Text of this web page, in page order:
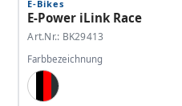
E-Bikes
E-Power iLink Race
Art.Nr.: BK29413
Farbbezeichnung
Silver Gray, Pearlized